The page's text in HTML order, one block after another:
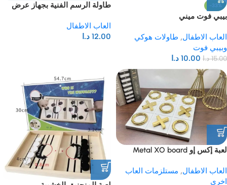
-33%
بيبي فوت ميني
العاب الاطفال, طاولات هوكي
وبيبي فوت
15.00 د.ا 10.00 د.ا
طاولة الرسم الفنية بجهاز عرض
العاب الاطفال
12.00 د.ا
لعبة إكس إو Metal XO board
العاب الاطفال, مستلزمات العاب
اخرى